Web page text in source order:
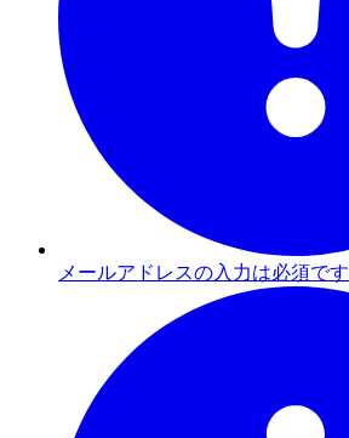
メールアドレスの入力は必須です